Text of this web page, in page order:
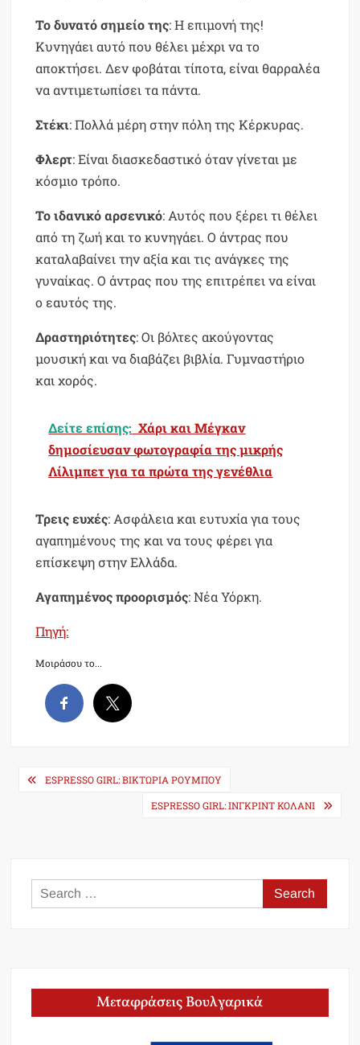
Το δυνατό σημείο της: Η επιμονή της!
Κυνηγάει αυτό που θέλει μέχρι να το
αποκτήσει. Δεν φοβάται τίποτα, είναι θαρραλέα
να αντιμετωπίσει τα πάντα.
Στέκι: Πολλά μέρη στην πόλη της Κέρκυρας.
Φλερτ: Είναι διασκεδαστικό όταν γίνεται με
κόσμιο τρόπο.
Το ιδανικό αρσενικό: Αυτός που ξέρει τι θέλει
από τη ζωή και το κυνηγάει. Ο άντρας που
καταλαβαίνει την αξία και τις ανάγκες της
γυναίκας. Ο άντρας που της επιτρέπει να είναι
ο εαυτός της.
Δραστηριότητες: Οι βόλτες ακούγοντας
μουσική και να διαβάζει βιβλία. Γυμναστήριο
και χορός.
Δείτε επίσης: Χάρι και Μέγκαν
δημοσίευσαν φωτογραφία της μικρής
Λίλιμπετ για τα πρώτα της γενέθλια
Τρεις ευχές: Ασφάλεια και ευτυχία για τους
αγαπημένους της και να τους φέρει για
επίσκεψη στην Ελλάδα.
Αγαπημένος προορισμός: Νέα Υόρκη.
Πηγή:
Μοιράσου το...
PostESPRESSO GIRL: ΒΙΚΤΩΡΙΑ ΡΟΥΜΠΟΥ
ESPRESSO GIRL: ΙΝΓΚΡΙΝΤ ΚΟΛΑΝΙ
Search
for:
Μεταφράσεις Βουλγαρικά